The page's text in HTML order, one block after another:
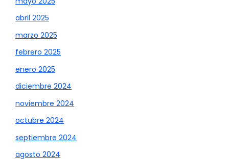
abril 2025
marzo 2025
febrero 2025
enero 2025
diciembre 2024
noviembre 2024
octubre 2024
septiembre 2024
agosto 2024